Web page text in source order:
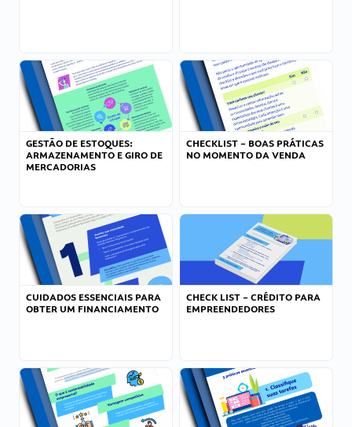
GESTÃO DE ESTOQUES:
ARMAZENAMENTO E GIRO DE
MERCADORIAS
CHECKLIST – BOAS PRÁTICAS
NO MOMENTO DA VENDA
CUIDADOS ESSENCIAIS PARA
OBTER UM FINANCIAMENTO
CHECK LIST – CRÉDITO PARA
EMPREENDEDORES